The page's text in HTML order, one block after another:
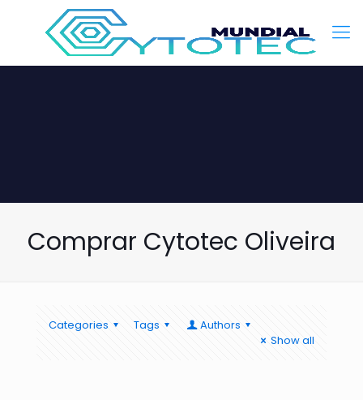
Comprar Cytotec Oliveira
Categories Tags
Authors
Show all